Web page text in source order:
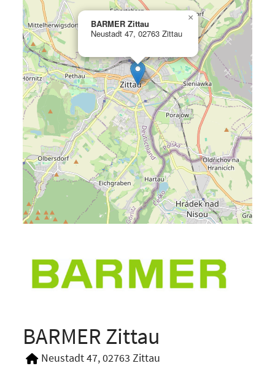
BARMER Zittau
Neustadt 47, 02763 Zittau
×
BARMER Zittau
Neustadt 47, 02763 Zittau